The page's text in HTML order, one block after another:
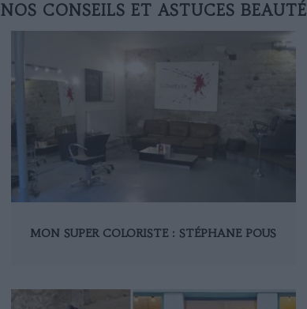
NOS CONSEILS ET ASTUCES BEAUTÉ
MON SUPER COLORISTE : STÉPHANE POUS